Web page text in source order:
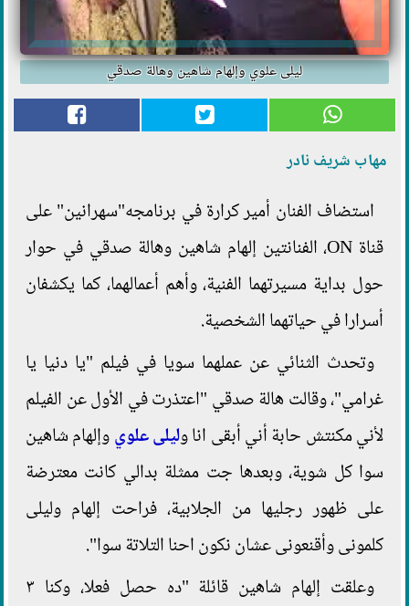
ليلى علوي وإلهام شاهين وهالة صدقي
مهاب شريف نادر
استضاف الفنان أمير كرارة في برنامجه"سهرانين" على
قناة ON، الفنانتين إلهام شاهين وهالة صدقي في حوار
حول بداية مسيرتهما الفنية، وأهم أعمالهما، كما يكشفان
أسرارا في حياتهما الشخصية.
وتحدث الثنائي عن عملهما سويا في فيلم "يا دنيا يا
غرامي"، وقالت هالة صدقي "اعتذرت في الأول عن الفيلم
لأني مكنتش حابة أني أبقى انا وليلى علويوإلهام شاهين
سوا كل شوية، وبعدها جت ممثلة بدالي كانت معترضة
على ظهور رجليها من الجلابية، فراحت إلهام وليلى
كلمونى وأقنعونى عشان نكون احنا التلاتة سوا".
وعلقت إلهام شاهين قائلة "ده حصل فعلا، وكنا ٣